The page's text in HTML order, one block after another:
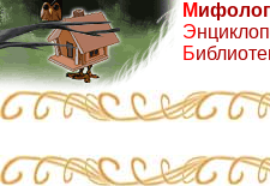
М
Э
Б